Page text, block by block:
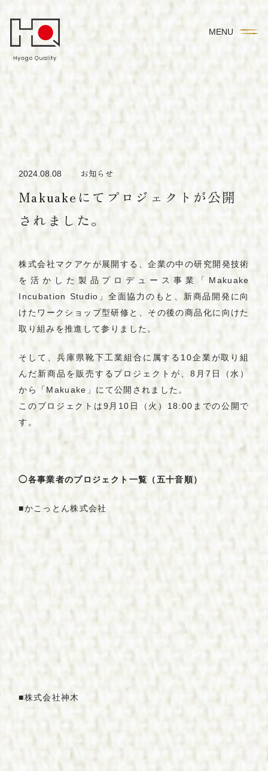
M EN U
2024.08.08 お知らせ
Makuakeにてプロジェクトが公開
されました。
株式会社マクアケが展開する、企業の中の研究開発技術
を活かした製品プロデュース事業「Makuake
Incubation Studio」全面協力のもと、新商品開発に向
けたワークショップ型研修と、その後の商品化に向けた
取り組みを推進して参りました。
そして、兵庫県靴下工業組合に属する10企業が取り組
んだ新商品を販売するプロジェクトが、8月7日（水）
から「Makuake」にて公開されました。
このプロジェクトは9月10日（火）18:00までの公開で
す。
◯各事業者のプロジェクト一覧（五十音順）
■かこっとん株式会社
■株式会社神木